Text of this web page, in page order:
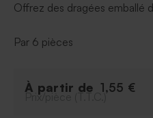
Offrez des dragées emballé
vos invités.
contenant.
Par 6 pièces
À partir de 1,55 €
Prix/pièce (T.T.C.)